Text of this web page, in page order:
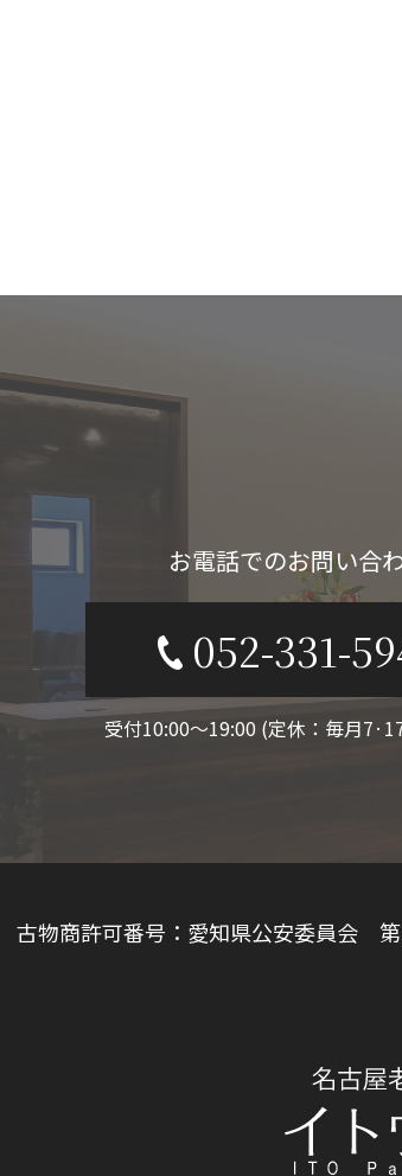
お電話でのお問い合
052-331-
受付10:00〜19:00 (定休：毎月
古物商許可番号：愛知県公安委員会